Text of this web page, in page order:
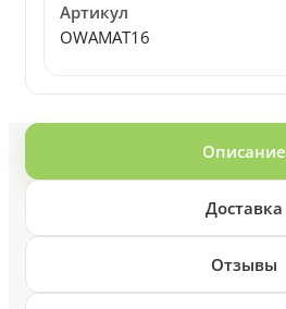
Артикул
OWAMAT16
Описание
Доставка
Отзывы